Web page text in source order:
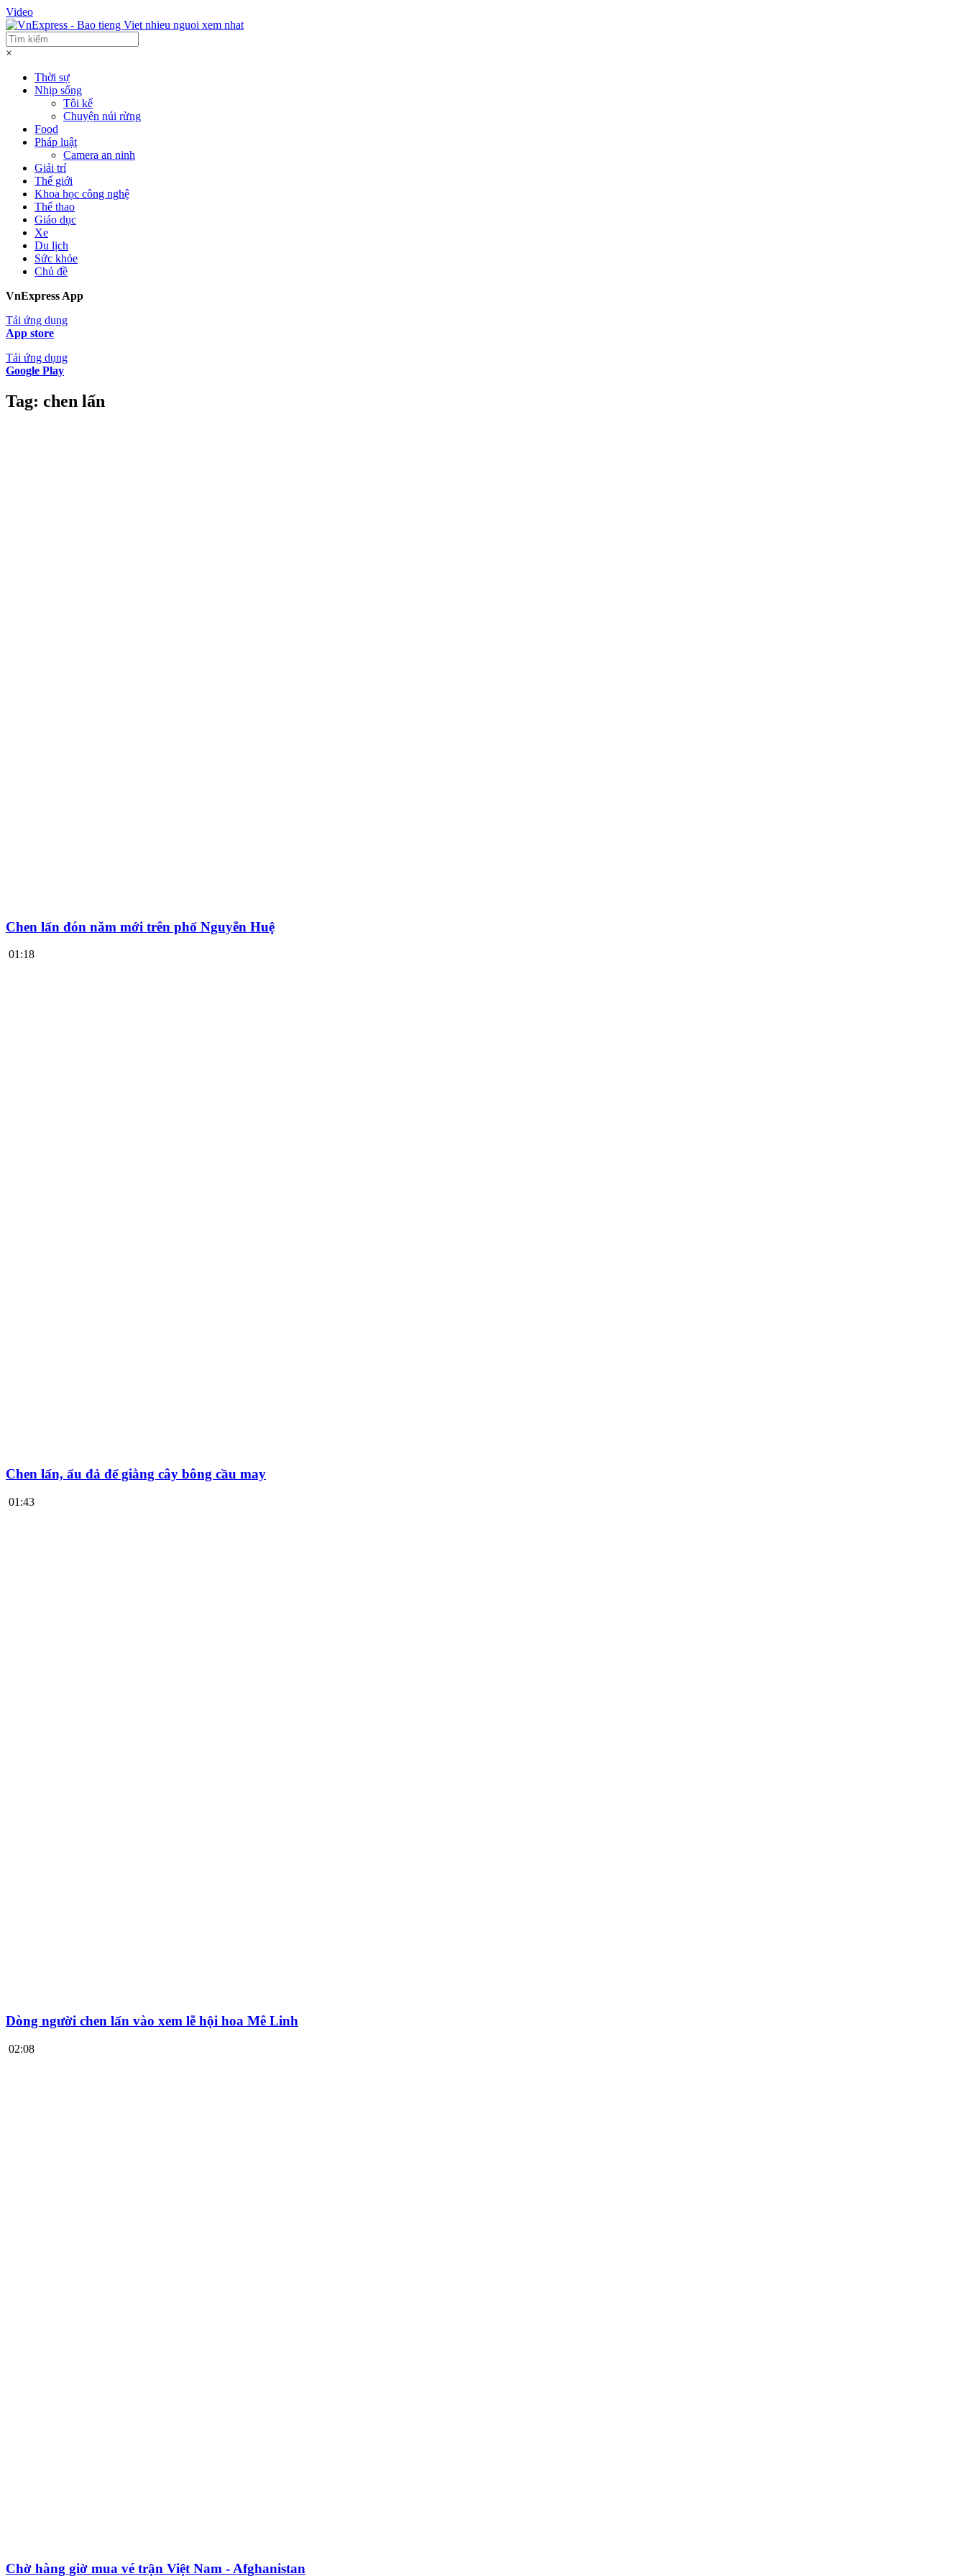
Video
×
Thời sự
Nhịp sống
Tôi kể
Chuyện núi rừng
Food
Pháp luật
Camera an ninh
Giải trí
Thế giới
Khoa học công nghệ
Thể thao
Giáo dục
Xe
Du lịch
Sức khỏe
Chủ đề
VnExpress App
Tải ứng dụng
App store
Tải ứng dụng
Google Play
Tag: chen lấn
Chen lấn đón năm mới trên phố Nguyễn Huệ
01:18
Chen lấn, ẩu đả để giằng cây bông cầu may
01:43
Dòng người chen lấn vào xem lễ hội hoa Mê Linh
02:08
Chờ hàng giờ mua vé trận Việt Nam - Afghanistan